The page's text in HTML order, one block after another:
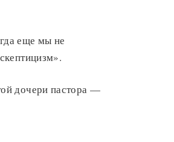
еще мы не
дочери пастора —